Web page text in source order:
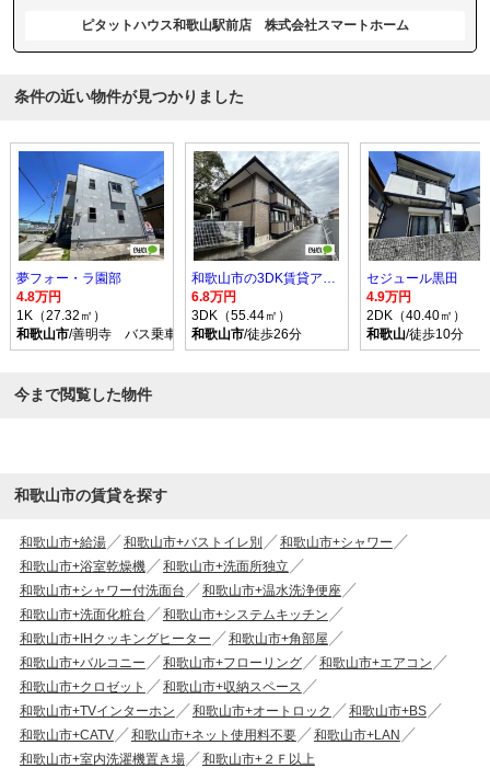
ピタットハウス和歌山駅前店 株式会社スマートホーム
条件の近い物件が見つかりました
夢フォー・ラ園部
4.8万円
1K（27.32㎡）
和歌山市/善明寺 バス乗車時間12分 停歩6分
和歌山市の3DK賃貸アパート
6.8万円
3DK（55.44㎡）
和歌山市/徒歩26分
セジュール黒田
4.9万円
2DK（40.40㎡）
和歌山/徒歩10分
今まで閲覧した物件
和歌山市の賃貸を探す
和歌山市+給湯 和歌山市+バストイレ別
和歌山市+シャワー
和歌山市+浴室乾燥機
和歌山市+洗面所独立
和歌山市+シャワー付洗面台
和歌山市+温水洗浄便座
和歌山市+洗面化粧台
和歌山市+システムキッチン
和歌山市+IHクッキングヒーター
和歌山市+角部屋
和歌山市+バルコニー
和歌山市+フローリング
和歌山市+エアコン
和歌山市+クロゼット
和歌山市+収納スペース
和歌山市+TVインターホン
和歌山市+オートロック
和歌山市+BS
和歌山市+CATV
和歌山市+ネット使用料不要
和歌山市+LAN
和歌山市+室内洗濯機置き場
和歌山市+２Ｆ以上